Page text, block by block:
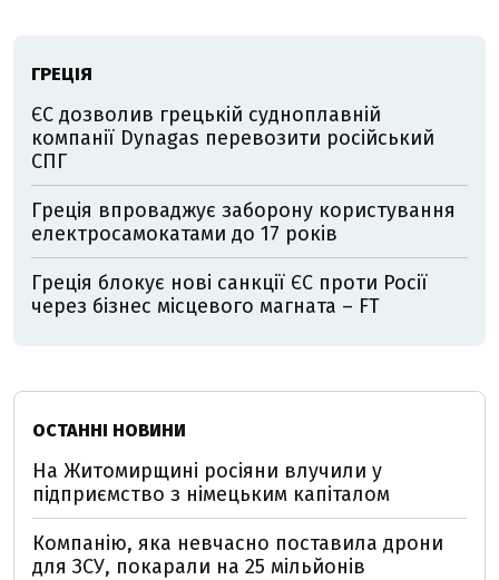
ГРЕЦІЯ
ЄС дозволив грецькій судноплавній
компанії Dynagas перевозити російський
СПГ
Греція впроваджує заборону користування
електросамокатами до 17 років
Греція блокує нові санкції ЄС проти Росії
через бізнес місцевого магната – FT
ОСТАННІ НОВИНИ
На Житомирщині росіяни влучили у
підприємство з німецьким капіталом
Компанію, яка невчасно поставила дрони
для ЗСУ, покарали на 25 мільйонів